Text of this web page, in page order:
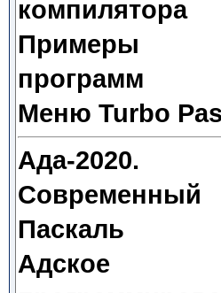
компилятора
Примеры
программ
Меню Turbo
Ада-2020.
Современный
Паскаль
Адское